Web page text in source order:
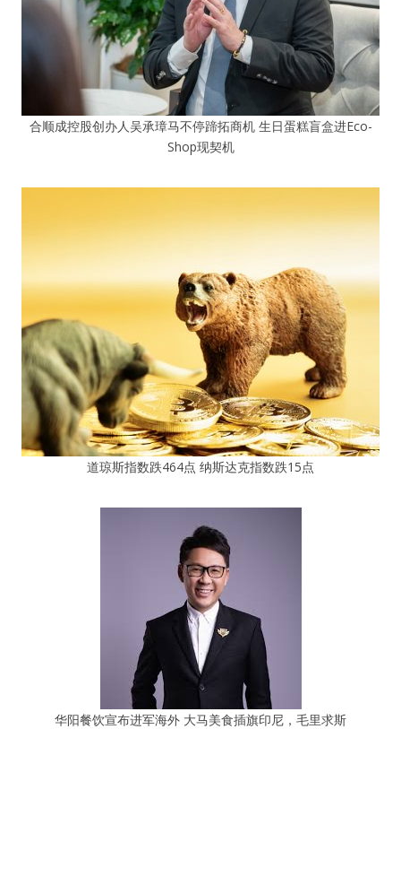
合顺成控股创办人吴承璋马不停蹄拓商机 生日蛋糕盲盒进Eco-
Shop现契机
道琼斯指数跌464点 纳斯达克指数跌15点
华阳餐饮宣布进军海外 大马美食插旗印尼，毛里求斯